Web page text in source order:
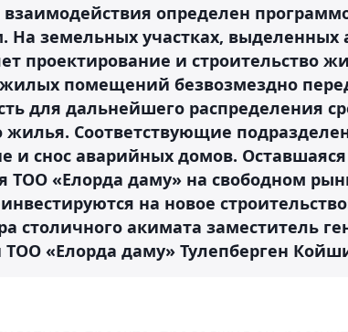
определен
На земельных участках, выделенных
проектирование и строительство
помещений безвозмездно
для дальнейшего распределения
жилья. Соответствующие
и снос аварийных домов.
ТОО «Елорда даму» на свободном
на новое
столичного акимата заместитель
«Елорда даму» Тулепберген